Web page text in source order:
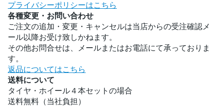
プライバシーポリシーはこちら
各種変更・お問い合わせ
ご注文の追加・変更・キャンセルは当店からの受注確認メ
ール以降お受け致しかねます。
その他お問合せは、メールまたはお電話にて承っておりま
す。
返品についてはこちら
送料について
タイヤ・ホイール４本セットの場合
送料無料（当社負担）